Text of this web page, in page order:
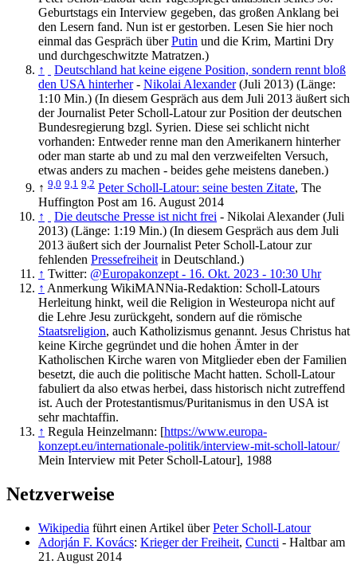
Geburtstags ein Interview gegeben, das großen Anklang bei
den Lesern fand. Nun ist er gestorben. Lesen Sie hier noch
einmal das Gespräch überPutin und die Krim, Martini Dry
und durchgeschwitzte Matratzen.)
↑
Deutschland hat keine eigene Position, sondern rennt bloß
den USA hinterher- Nikolai Alexander(Juli 2013) (Länge:
1:10 Min.) (In diesem Gespräch aus dem Juli 2013 äußert sich
der Journalist Peter Scholl-Latour zur Position der deutschen
Bundesregierung bzgl. Syrien. Diese sei schlicht nicht
vorhanden: Entweder renne man den Amerikanern hinterher
oder man starte ab und zu mal den verzweifelten Versuch,
etwas anders zu machen - beides gehe meistens daneben.)
↑ 9,0 9,1 9,2 Peter Scholl-Latour: seine besten Zitate, The
Huffington Post am 16. August 2014
↑
Die deutsche Presse ist nicht frei - Nikolai Alexander (Juli
2013) (Länge: 1:19 Min.) (In diesem Gespräch aus dem Juli
2013 äußert sich der Journalist Peter Scholl-Latour zur
fehlenden Pressefreiheit in Deutschland.)
↑ Twitter: @Europakonzept - 16. Okt. 2023 - 10:30 Uhr
↑ Anmerkung WikiMANNia-Redaktion: Scholl-Latours
Herleitung hinkt, weil die Religion in Westeuropa nicht auf
die Lehre Jesu zurückgeht, sondern auf die römische
Staatsreligion, auch Katholizismus genannt. Jesus Christus hat
keine Kirche gegründet und die hohen Ämter in der
Katholischen Kirche waren von Mitglieder eben der Familien
besetzt, die auch die politische Macht hatten. Scholl-Latour
fabuliert da also etwas herbei, dass historisch nicht zutreffend
ist. Auch der Protestantismus/Puritanismus in den USA ist
sehr machtaffin.
↑ Regula Heinzelmann: [https://www.europa-
konzept.eu/internationale-politik/interview-mit-scholl-latour/
Mein Interview mit Peter Scholl-Latour], 1988
Netzverweise
Wikipedia führt einen Artikel überPeter Scholl-Latour
Adorján F. Kovács: Krieger der Freiheit, Cuncti - Haltbar am
21. August 2014